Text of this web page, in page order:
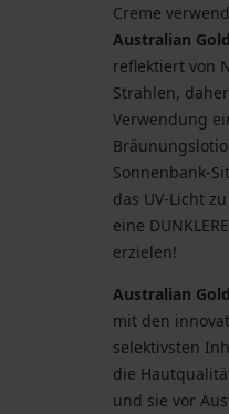
Creme
Australian Gold
reflektiert von
Strahlen,
Verwendung
Sonnenbank-
das UV-Licht
eine
erzielen!
Australian Gold
mit den
selektivsten
die
und sie vor